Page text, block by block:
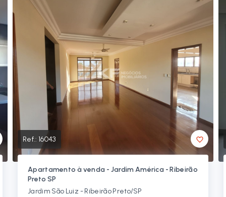
Ref.: 16043
Apartamento à venda - Jardim América - Ribeirão
Preto SP
Jardim São Luiz - Ribeirão Preto/SP